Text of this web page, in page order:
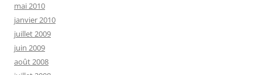
mai 2010
janvier 2010
juillet 2009
juin 2009
août 2008